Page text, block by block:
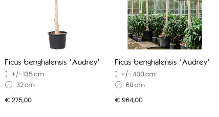
Ficus benghalensis 'Audrey'
135
32
€ 275,00
Ficus benghalensis 'Audrey'
400
60
€ 964,00